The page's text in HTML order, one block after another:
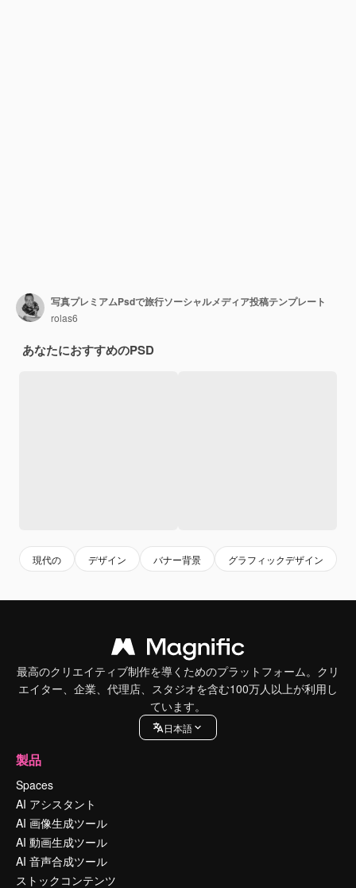
写真プレミアムPsdで旅行ソーシャルメディア投稿テンプレート
rolas6
あなたにおすすめのPSD
現代の デザイン バナー背景 グラフィックデザイン
最高のクリエイティブ制作を導くためのプラットフォーム。クリ
エイター、企業、代理店、スタジオを含む100万人以上が利用し
ています。
日本語
製品
Spaces
AI アシスタント
AI 画像生成ツール
AI 動画生成ツール
AI 音声合成ツール
ストックコンテンツ